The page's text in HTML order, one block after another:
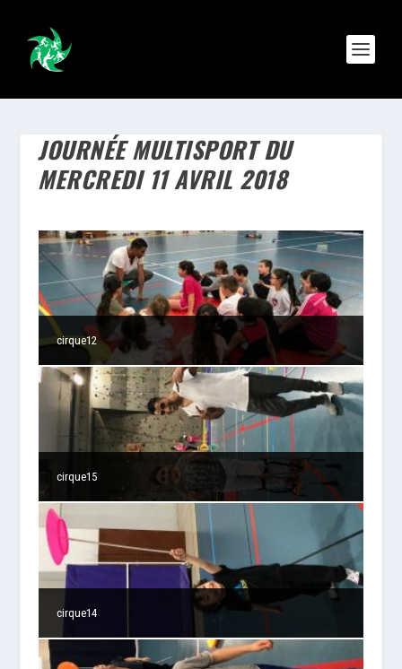
JOURNÉE MULTISPORT DU
MERCREDI 11 AVRIL 2018
cirque12
cirque15
cirque14